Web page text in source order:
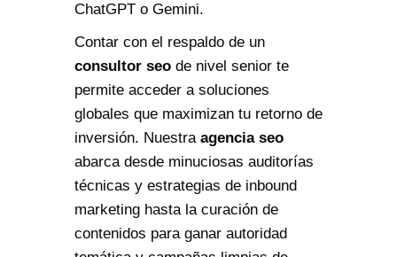
ChatGPT o Gemini.
Contar con el respaldo de un
consultor seo de nivel senior te
permite acceder a soluciones
globales que maximizan tu retorno de
inversión. Nuestra agencia seo
abarca desde minuciosas auditorías
técnicas y estrategias de inbound
marketing hasta la curación de
contenidos para ganar autoridad